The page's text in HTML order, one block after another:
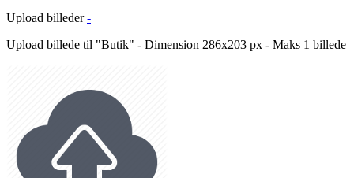
Upload billeder -
Upload billede til "Butik" - Dimension 286x203 px - Maks 1 billede